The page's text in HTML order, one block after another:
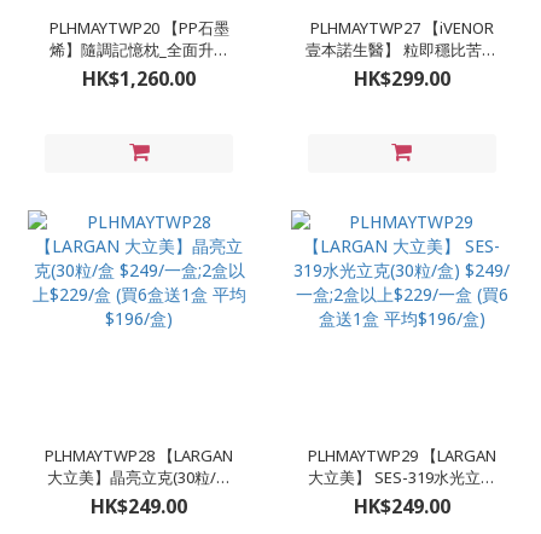
PLHMAYTWP20 【PP石墨
烯】隨調記憶枕_全面升級
_NASA認證ONE SIZE淺藍
$1260/件
HK$1,260.00
PLHMAYTWP27 【iVENOR
壹本諾生醫】 粒即穩比苦瓜
胜肽更升級的雙胍胜肽(30
粒/盒) $299/一盒;3盒
一)
HK$299.00
PLHMAYTWP28 【LARGAN
大立美】晶亮立克(30粒/盒
$249/一盒;2盒以上$229/盒
(買6盒送1盒 平均$196/盒)
HK$249.00
PLHMAYTWP29 【LARGAN
大立美】 SES-319水光立克
(30粒/盒) $249/一盒;2盒以
上$229/一盒 (買6盒送1盒 平
HK$249.00